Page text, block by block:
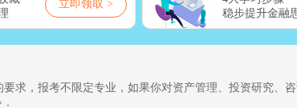
求，报考不限定专业，如果你对资产管理、投资研究、